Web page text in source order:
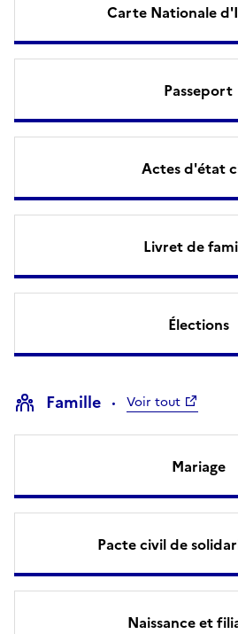
Carte Nationale
Passeport
Actes d'état
Livret de
Élections
Famille Voir tout
Mariage
Pacte civil de
Naissance et